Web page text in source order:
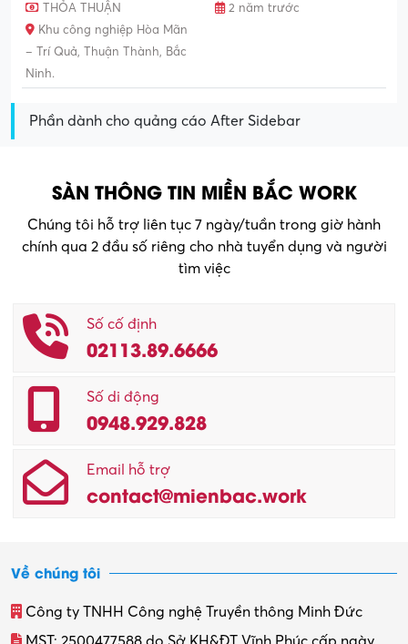
THỎA THUẬN
2 năm trước
Khu công nghiệp Hòa Mãn
– Trí Quả, Thuận Thành, Bắc
Ninh.
Phần dành cho quảng cáo After Sidebar
SÀN THÔNG TIN MIỀN BẮC WORK
Chúng tôi hỗ trợ liên tục 7 ngày/tuần trong giờ hành
chính qua 2 đầu số riêng cho nhà tuyển dụng và người
tìm việc
Số cố định
02113.89.6666
Số di động
0948.929.828
Email hỗ trợ
contact@mienbac.work
Về chúng tôi
Công ty TNHH Công nghệ Truyền thông Minh Đức